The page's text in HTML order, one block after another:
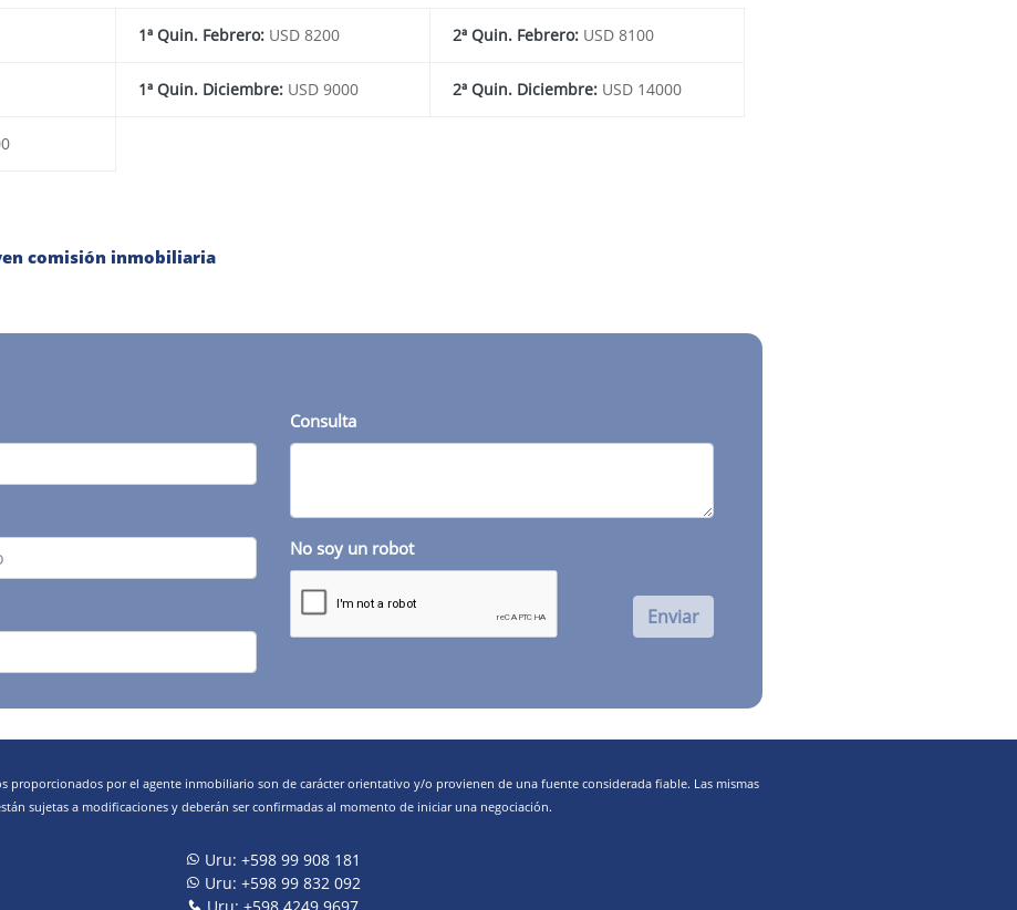
1ª Quin. Febrero: USD 8200 2ª Quin. Febrero: USD 8100
1ª Quin. Diciembre: USD 9000 2ª Quin. Diciembre: USD 14000
comisión inmobiliaria
Consulta
No soy un robot
Enviar
proporcionados por el agente inmobiliario son de carácter orientativo y/o provienen de una fuente considerada fiable. Las mismas
sujetas a modificaciones y deberán ser confirmadas al momento de iniciar una negociación.
Uru: +598 99 908 181
Uru: +598 99 832 092